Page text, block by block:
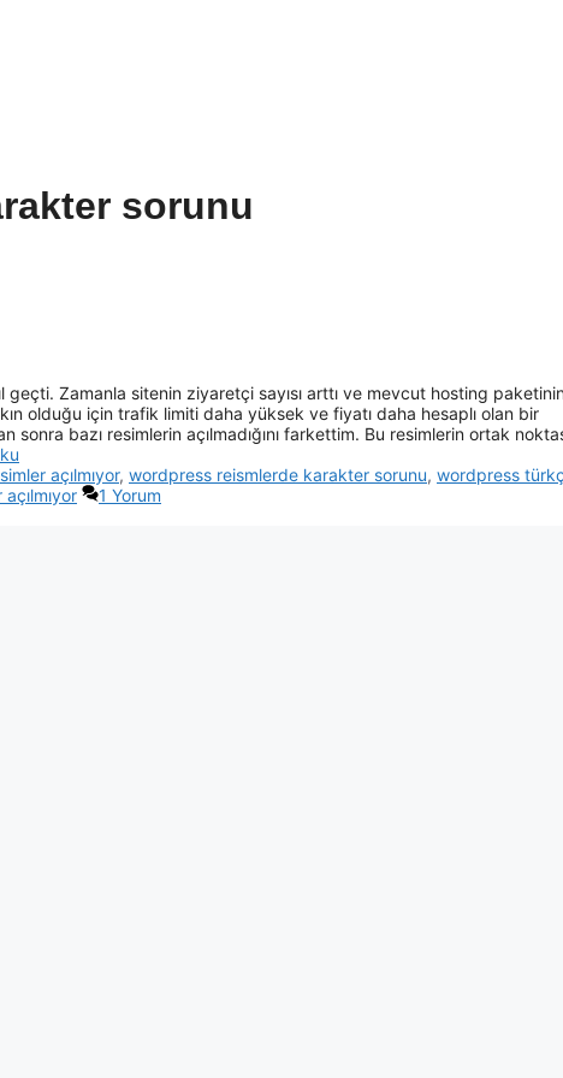
sorunu
Zamanla sitenin ziyaretçi sayısı arttı ve mevcut hosting
olduğu için trafik limiti daha yüksek ve fiyatı daha hesaplı olan bir
sonra bazı resimlerin açılmadığını farkettim. Bu resimlerin ortak
açılmıyor, wordpress reismlerde karakter sorunu, wordpress
1 Yorum